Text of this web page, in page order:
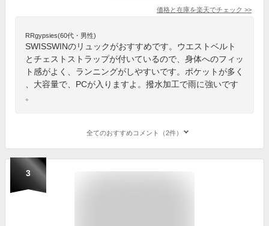
価格と在庫を楽天でチェック >>
RRgypsies(60代・男性)
SWISSWINのリュックがおすすめです。ウエストベルト
とチェストストラップが付いているので、身体へのフィッ
ト感がよく、ランニングがしやすいです。ポケットが多く
、大容量で、PCが入りますよ。撥水加工で雨に強いです
。
全てのおすすめコメント（2件）
3